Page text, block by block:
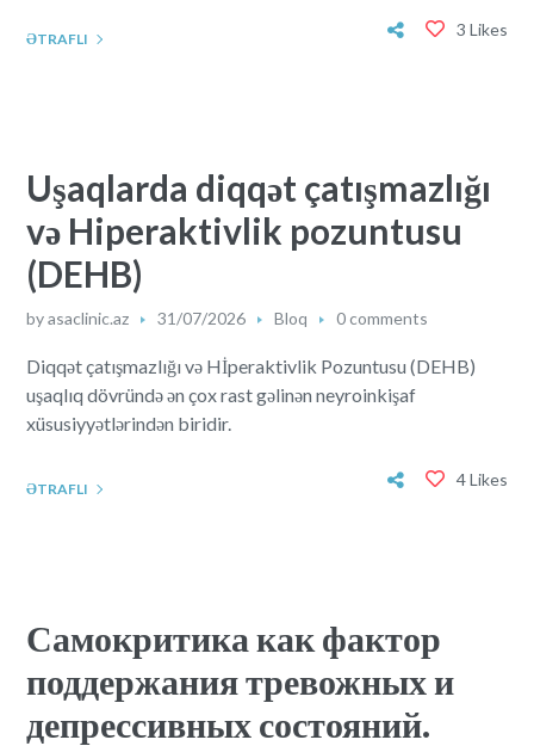
ƏTRAFLI 3 Likes
Uşaqlarda diqqət çatışmazlığı
və Hiperaktivlik pozuntusu
(DEHB)
byasaclinic.az 31/07/2026 Bloq 0 comments
Diqqət çatışmazlığı və Hİperaktivlik Pozuntusu (DEHB)
uşaqlıq dövründə ən çox rast gəlinən neyroinkişaf
xüsusiyyətlərindən biridir.
ƏTRAFLI 4 Likes
Самокритика как фактор
поддержания тревожных и
депрессивных состояний.